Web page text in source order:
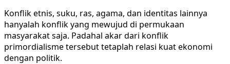
Konflik etnis, suku, ras, agama, dan identitas lainnya
hanyalah konflik yang mewujud di permukaan
masyarakat saja. Padahal akar dari konflik
primordialisme tersebut tetaplah relasi kuat ekonomi
dengan politik.